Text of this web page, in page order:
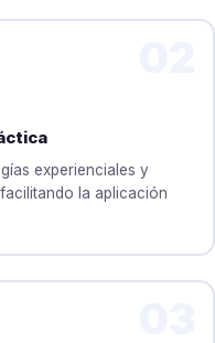
experienciales y
la aplicación